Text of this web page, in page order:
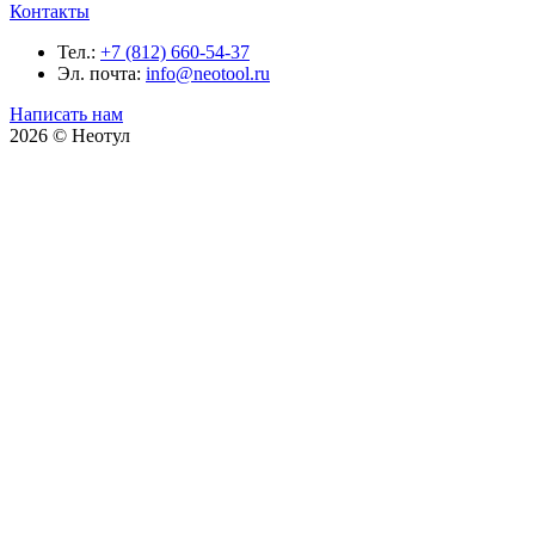
Контакты
Тел.: +7 (812) 660-54-37
Эл. почта: info@neotool.ru
Написать нам
2026 © Неотул